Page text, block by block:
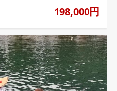
198,000円